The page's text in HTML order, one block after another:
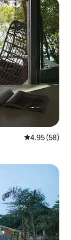
從 58 則評價
4.95 (58)